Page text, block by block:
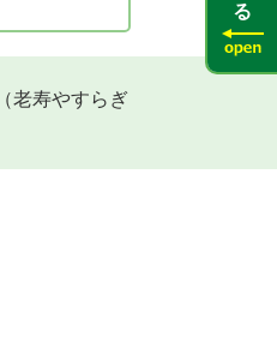
老寿やすらぎ